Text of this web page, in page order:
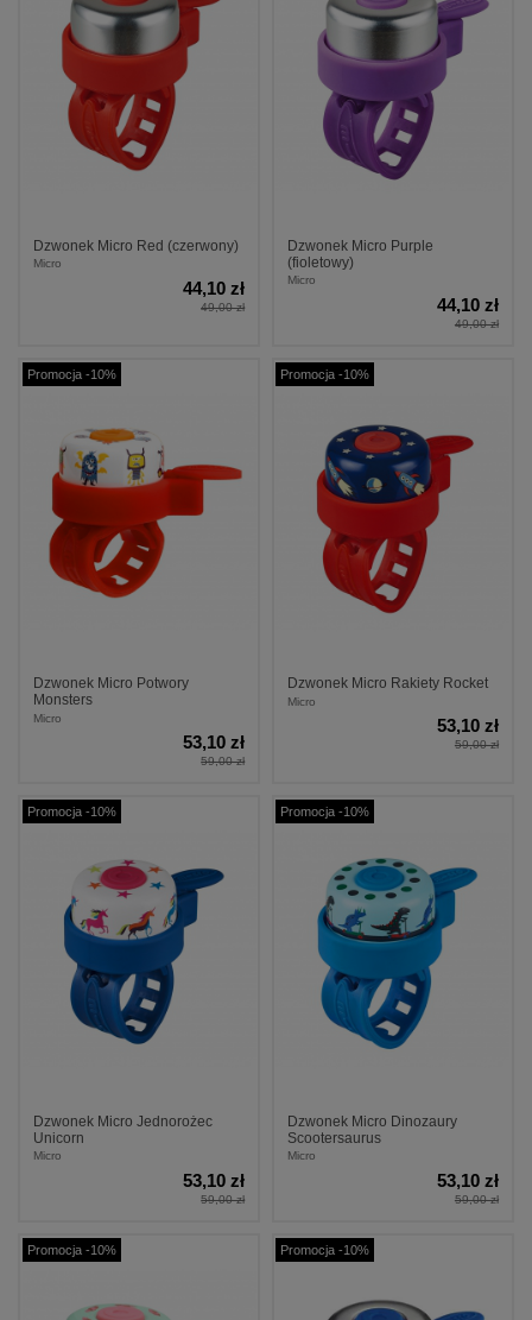
Dzwonek Micro Red (czerwony)
Micro
44,10 zł
49,00 zł
Dzwonek Micro Purple
(fioletowy)
Micro
44,10 zł
49,00 zł
Promocja -10%
Dzwonek Micro Potwory
Monsters
Micro
53,10 zł
59,00 zł
Promocja -10%
Dzwonek Micro Rakiety Rocket
Micro
53,10 zł
59,00 zł
Promocja -10%
Dzwonek Micro Jednorożec
Unicorn
Micro
53,10 zł
59,00 zł
Promocja -10%
Dzwonek Micro Dinozaury
Scootersaurus
Micro
53,10 zł
59,00 zł
Promocja -10% Promocja -10%